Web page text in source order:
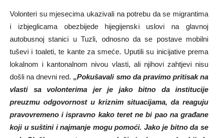
Volonteri su mjesecima ukazivali na potrebu da se migrantima
i izbjeglicama obezbijede hijegijenski uslovi na glavnoj
autobusnoj stanici u Tuzli, odnosno da se postave mobilni
tuševi i toaleti, te kante za smeće. Uputili su inicijative prema
lokalnom i kantonalnom nivou vlasti, ali njihovi zahtjevi nisu
došli na dnevni red. „Pokušavali smo da pravimo pritisak na
vlasti sa volonterima jer je jako bitno da institucije
preuzmu odgovornost u kriznim situacijama, da reaguju
pravovremeno i ispravno kako teret ne bi pao na građane
koji u suštini i najmanje mogu pomoći. Jako je bitno da se